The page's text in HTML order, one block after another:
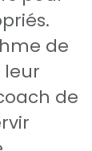
de
leur
de